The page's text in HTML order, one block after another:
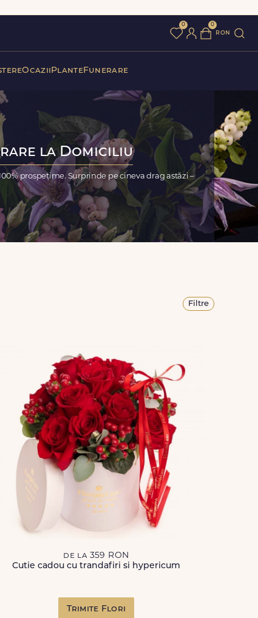
0 0
ron
Ocazii PlanteFunerare
la Domiciliu
prospețime. Surprinde pe cineva drag astăzi –
Filtre
de la 359 RON
Cutie cadou cu trandafiri si hypericum
Trimite Flori